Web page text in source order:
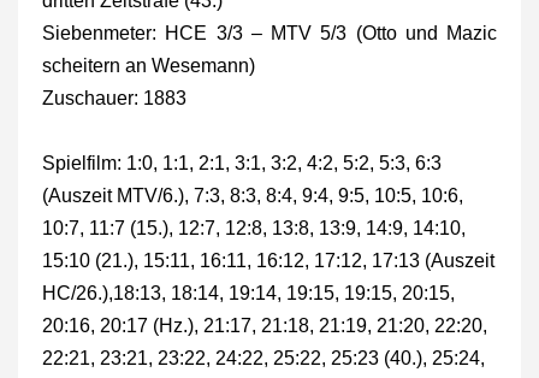
Siebenmeter: HCE 3/3 – MTV 5/3 (Otto und Mazic
scheitern an Wesemann)
Zuschauer: 1883
Spielfilm: 1:0, 1:1, 2:1, 3:1, 3:2, 4:2, 5:2, 5:3, 6:3
(Auszeit MTV/6.), 7:3, 8:3, 8:4, 9:4, 9:5, 10:5, 10:6,
10:7, 11:7 (15.), 12:7, 12:8, 13:8, 13:9, 14:9, 14:10,
15:10 (21.), 15:11, 16:11, 16:12, 17:12, 17:13 (Auszeit
HC/26.),18:13, 18:14, 19:14, 19:15, 19:15, 20:15,
20:16, 20:17 (Hz.), 21:17, 21:18, 21:19, 21:20, 22:20,
22:21, 23:21, 23:22, 24:22, 25:22, 25:23 (40.), 25:24,